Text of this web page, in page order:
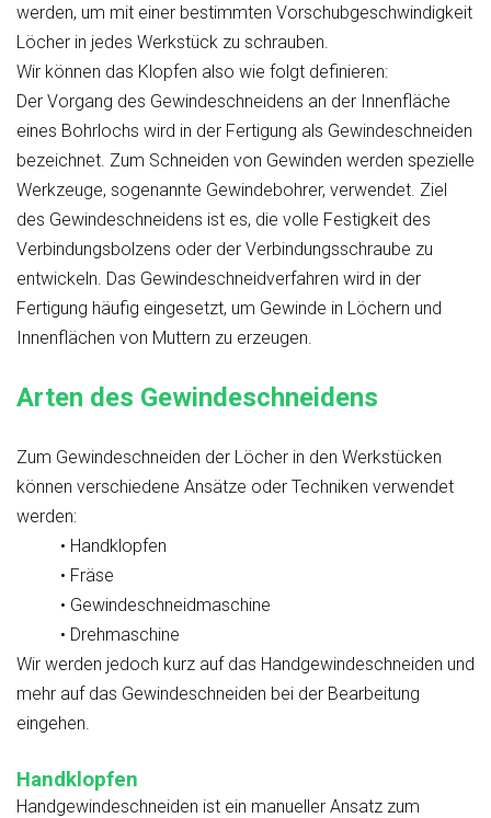
werden, um mit einer bestimmten Vorschubgeschwindigkeit
Löcher in jedes Werkstück zu schrauben.
Wir können das Klopfen also wie folgt definieren:
Der Vorgang des Gewindeschneidens an der Innenfläche
eines Bohrlochs wird in der Fertigung als Gewindeschneiden
bezeichnet. Zum Schneiden von Gewinden werden spezielle
Werkzeuge, sogenannte Gewindebohrer, verwendet. Ziel
des Gewindeschneidens ist es, die volle Festigkeit des
Verbindungsbolzens oder der Verbindungsschraube zu
entwickeln. Das Gewindeschneidverfahren wird in der
Fertigung häufig eingesetzt, um Gewinde in Löchern und
Innenflächen von Muttern zu erzeugen.
Arten des Gewindeschneidens
Zum Gewindeschneiden der Löcher in den Werkstücken
können verschiedene Ansätze oder Techniken verwendet
werden:
• Handklopfen
• Fräse
• Gewindeschneidmaschine
• Drehmaschine
Wir werden jedoch kurz auf das Handgewindeschneiden und
mehr auf das Gewindeschneiden bei der Bearbeitung
eingehen.
Handklopfen
Handgewindeschneiden ist ein manueller Ansatz zum